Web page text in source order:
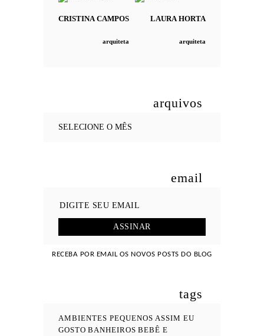
CRISTINA CAMPOS
arquiteta
LAURA HORTA
arquiteta
arquivos
email
RECEBA POR EMAIL OS NOVOS POSTS DO BLOG
tags
AMBIENTES PEQUENOS ASSIM EU
GOSTO BANHEIROS BEBÊ E